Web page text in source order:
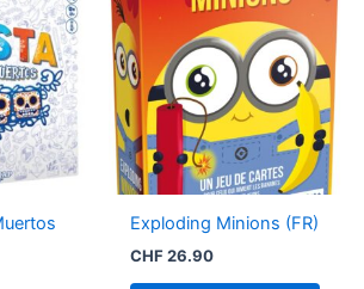
Exploding Minions (FR)
CHF26.90